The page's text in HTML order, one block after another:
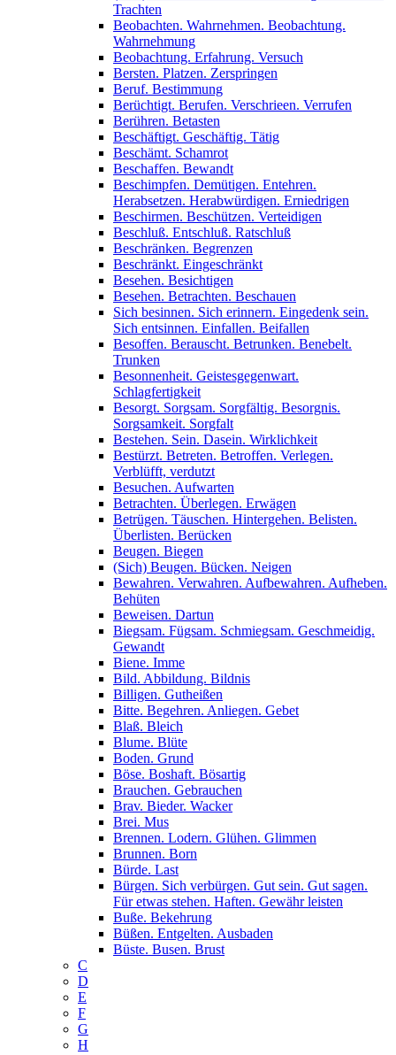
Trachten
Beobachten. Wahrnehmen. Beobachtung.
Wahrnehmung
Beobachtung. Erfahrung. Versuch
Bersten. Platzen. Zerspringen
Beruf. Bestimmung
Berüchtigt. Berufen. Verschrieen. Verrufen
Berühren. Betasten
Beschäftigt. Geschäftig. Tätig
Beschämt. Schamrot
Beschaffen. Bewandt
Beschimpfen. Demütigen. Entehren.
Herabsetzen. Herabwürdigen. Erniedrigen
Beschirmen. Beschützen. Verteidigen
Beschluß. Entschluß. Ratschluß
Beschränken. Begrenzen
Beschränkt. Eingeschränkt
Besehen. Besichtigen
Besehen. Betrachten. Beschauen
Sich besinnen. Sich erinnern. Eingedenk sein.
Sich entsinnen. Einfallen. Beifallen
Besoffen. Berauscht. Betrunken. Benebelt.
Trunken
Besonnenheit. Geistesgegenwart.
Schlagfertigkeit
Besorgt. Sorgsam. Sorgfältig. Besorgnis.
Sorgsamkeit. Sorgfalt
Bestehen. Sein. Dasein. Wirklichkeit
Bestürzt. Betreten. Betroffen. Verlegen.
Verblüfft, verdutzt
Besuchen. Aufwarten
Betrachten. Überlegen. Erwägen
Betrügen. Täuschen. Hintergehen. Belisten.
Überlisten. Berücken
Beugen. Biegen
(Sich) Beugen. Bücken. Neigen
Bewahren. Verwahren. Aufbewahren. Aufheben.
Behüten
Beweisen. Dartun
Biegsam. Fügsam. Schmiegsam. Geschmeidig.
Gewandt
Biene. Imme
Bild. Abbildung. Bildnis
Billigen. Gutheißen
Bitte. Begehren. Anliegen. Gebet
Blaß. Bleich
Blume. Blüte
Boden. Grund
Böse. Boshaft. Bösartig
Brauchen. Gebrauchen
Brav. Bieder. Wacker
Brei. Mus
Brennen. Lodern. Glühen. Glimmen
Brunnen. Born
Bürde. Last
Bürgen. Sich verbürgen. Gut sein. Gut sagen.
Für etwas stehen. Haften. Gewähr leisten
Buße. Bekehrung
Büßen. Entgelten. Ausbaden
Büste. Busen. Brust
C
D
E
F
G
H